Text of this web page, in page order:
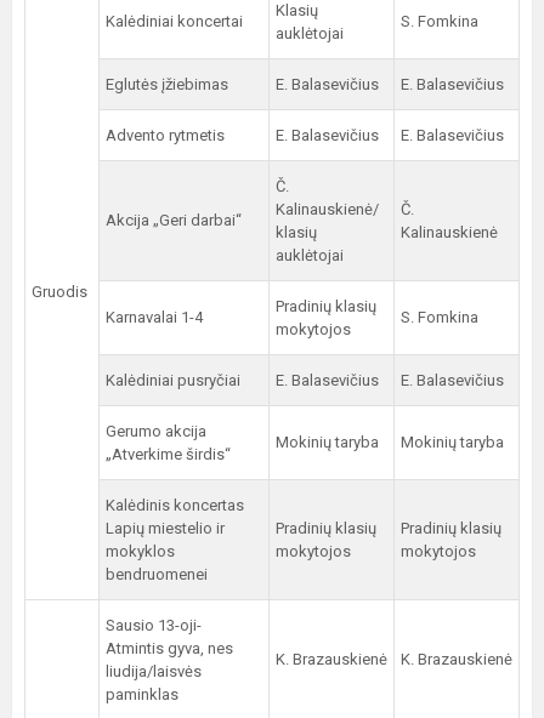
Gruodis
Kalėdiniai koncertai
Klasių
auklėtojai
S. Fomkina
Eglutės įžiebimas E. Balasevičius E. Balasevičius
Advento rytmetis E. Balasevičius E. Balasevičius
Akcija „Geri darbai“
Č.
Kalinauskienė/
klasių
auklėtojai
Č.
Kalinauskienė
Karnavalai 1-4
Pradinių klasių
mokytojos
S. Fomkina
Kalėdiniai pusryčiai E. Balasevičius E. Balasevičius
Gerumo akcija
„Atverkime širdis“
Mokinių taryba Mokinių taryba
Kalėdinis koncertas
Lapių miestelio ir
mokyklos
bendruomenei
Pradinių klasių
mokytojos
Pradinių klasių
mokytojos
Sausio 13-oji-
Atmintis gyva, nes
liudija/laisvės
paminklas
K. Brazauskienė K. Brazauskienė